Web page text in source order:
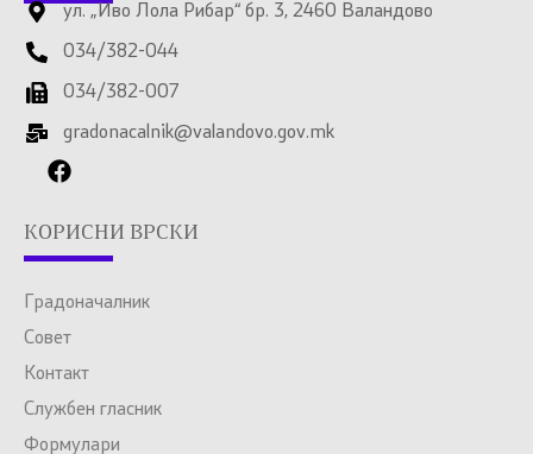
ул. „Иво Лола Рибар“ бр. 3, 2460 Валандово
034/382-044
034/382-007
gradonacalnik@valandovo.gov.mk
КОРИСНИ ВРСКИ
Градоначалник
Совет
Контакт
Службен гласник
Формулари